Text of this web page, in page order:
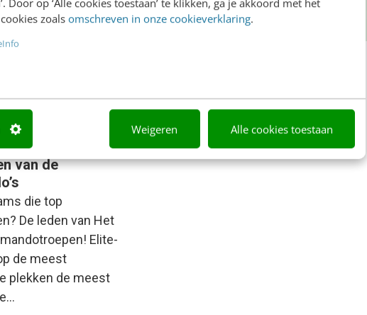
zoals omschreven in onze cookieverklaring.
Weigeren Alle cookies toestaan
je team: dit
van de
die top
De leden van Het
Elite-
de meest
plekken de meest